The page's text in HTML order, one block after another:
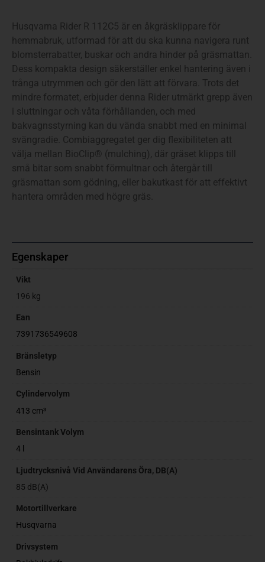
Husqvarna Rider R 112C5 är en åkgräsklippare för
hemmabruk, utformad för att du ska kunna navigera runt
blomsterrabatter, buskar och andra hinder på gräsmattan.
Dess kompakta design säkerställer enkel hantering även i
trånga utrymmen och gör den lätt att förvara. Trots det
mindre formatet, erbjuder denna Rider utmärkt grepp även
i sluttningar och våta förhållanden, och med
bakvagnsstyrning kan du vända snabbt med en minimal
svängradie. Combiaggregatet ger dig flexibiliteten att
välja mellan BioClip® (mulching), där gräset klipps till
små bitar som snabbt förmultnar och återgår till
gräsmattan som gödning, eller bakutkast för att effektivt
hantera områden med högre gräs.
Egenskaper
Vikt
196 kg
Ean
7391736549608
Bränsletyp
Bensin
Cylindervolym
413 cm³
Bensintank Volym
4 l
Ljudtrycksnivå Vid Användarens Öra, DB(A)
85 dB(A)
Motortillverkare
Husqvarna
Drivsystem